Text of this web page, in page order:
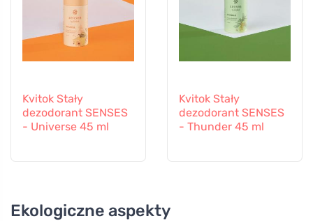
Kvitok Stały
dezodorant SENSES
- Universe 45 ml
Kvitok Stały
dezodorant SENSES
- Thunder 45 ml
Ekologiczne aspekty